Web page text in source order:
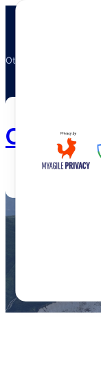
Otectours, le